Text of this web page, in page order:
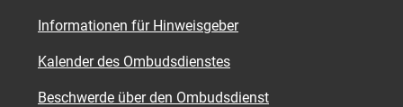
Informationen für Hinweisgeber
Kalender des Ombudsdienstes
Beschwerde über den Ombudsdienst